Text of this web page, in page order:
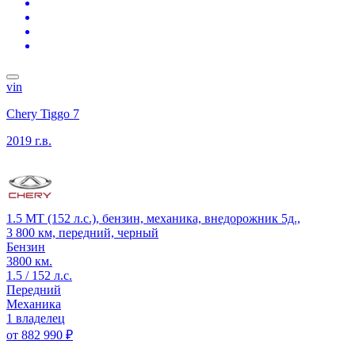
vin
Chery Tiggo 7
2019 г.в.
1.5 MT (152 л.с.), бензин, механика, внедорожник 5д.,
3 800 км, передний, черный
Бензин
3800 км.
1.5 / 152 л.с.
Передний
Механика
1 владелец
от 882 990 ₽